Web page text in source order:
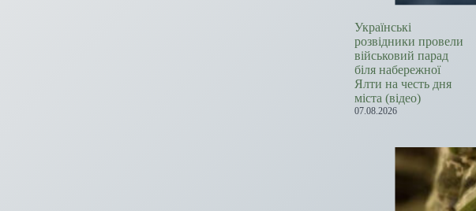
Українські
розвідники провели
військовий парад
біля набережної
Ялти на честь дня
міста (відео)
07.08.2026